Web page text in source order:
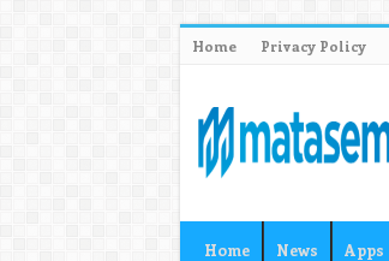
Home Privacy Policy
Home News Apps